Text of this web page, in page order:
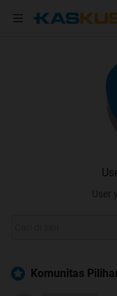
User
Komunitas